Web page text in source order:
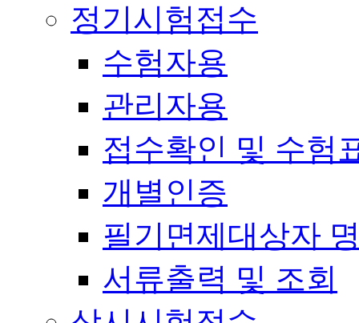
정기시험접수
수험자용
관리자용
접수확인 및 수험
개별인증
필기면제대상자
서류출력 및 조회